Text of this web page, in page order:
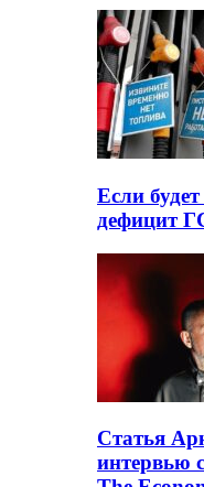
Если
дефицит
Статья
интервью